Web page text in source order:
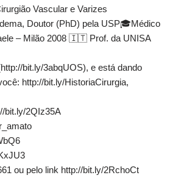
Vascular e Varizes
Doutor (PhD) pela USP🎓Médico
– Milão 2008 🇮🇹 Prof. da UNISA
bit.ly/3abqUOS), e está dando
http://bit.ly/HistoriaCirurgia,
bit.ly/2QIz35A
ou pelo link http://bit.ly/2RchoCt